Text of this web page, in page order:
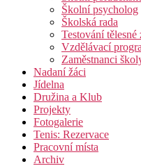
Školní psycholog
Školská rada
Testování tělesné
Vzdělávací
Zaměstnanci
Nadaní žáci
Jídelna
Družina a Klub
Projekty
Fotogalerie
Tenis: Rezervace
Pracovní místa
Archiv